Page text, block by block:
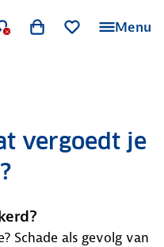
Menu
vergoedt je
Schade als gevolg van